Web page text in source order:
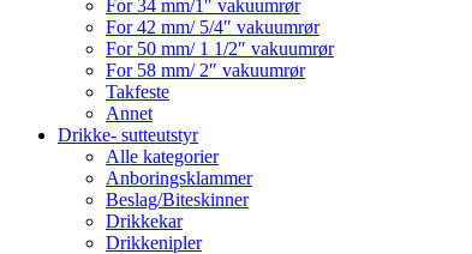
For 34 mm/1″ vakuumrør
For 42 mm/ 5/4″ vakuumrør
For 50 mm/ 1 1/2″ vakuumrør
For 58 mm/ 2″ vakuumrør
Takfeste
Annet
Drikke- sutteutstyr
Alle kategorier
Anboringsklammer
Beslag/Biteskinner
Drikkekar
Drikkenipler